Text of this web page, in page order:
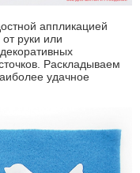
аппликацией
руки или
Раскладываем
удачное